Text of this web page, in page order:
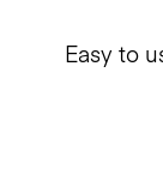
Easy to